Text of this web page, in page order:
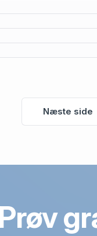
Næste side
Prøv